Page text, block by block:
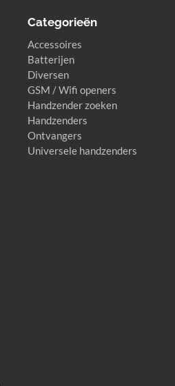
Categorieën
Accessoires
Batterijen
Diversen
GSM / Wifi openers
Handzender zoeken
Handzenders
Ontvangers
Universele handzenders